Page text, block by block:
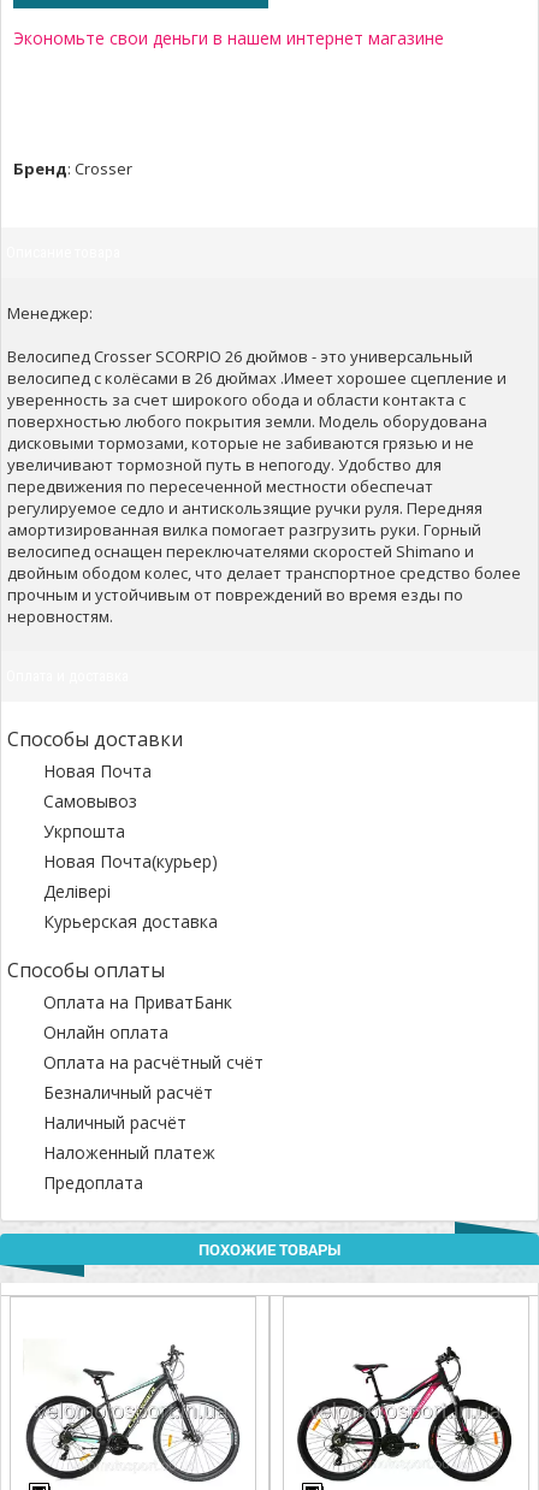
Экономьте свои деньги в нашем интернет магазине
Бренд: Crosser
Менеджер:
Велосипед Crosser SCORPIO 26 дюймов - это универсальный
велосипед с колёсами в 26 дюймах .Имеет хорошее сцепление и
уверенность за счет широкого обода и области контакта с
поверхностью любого покрытия земли. Модель оборудована
дисковыми тормозами, которые не забиваются грязью и не
увеличивают тормозной путь в непогоду. Удобство для
передвижения по пересеченной местности обеспечат
регулируемое седло и антискользящие ручки руля. Передняя
амортизированная вилка помогает разгрузить руки. Горный
велосипед оснащен переключателями скоростей Shimano и
двойным ободом колес, что делает транспортное средство более
прочным и устойчивым от повреждений во время езды по
неровностям.
Способы доставки
Новая Почта
Самовывоз
Укрпошта
Новая Почта(курьер)
Делівері
Курьерская доставка
Способы оплаты
Оплата на ПриватБанк
Онлайн оплата
Оплата на расчётный счёт
Безналичный расчёт
Наличный расчёт
Наложенный платеж
Предоплата
ПОХОЖИЕ ТОВАРЫ